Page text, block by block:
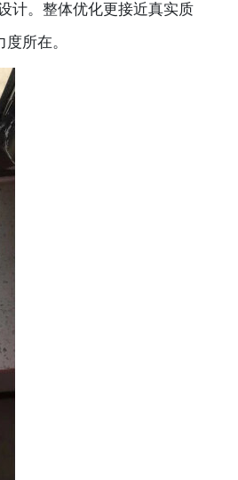
计。整体优化更接近真实质
所在。